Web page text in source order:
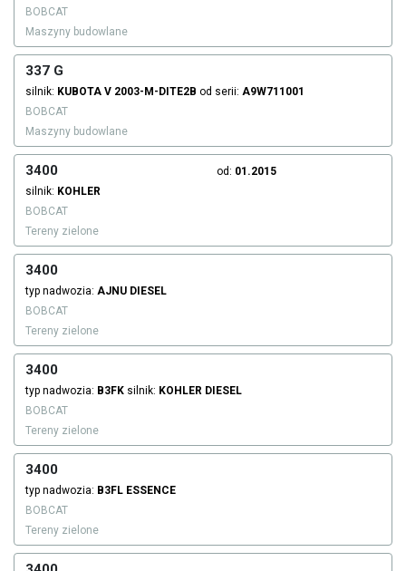
BOBCAT
Maszyny budowlane
337 G
silnik: KUBOTA V 2003-M-DITE2B od serii: A9W711001
BOBCAT
Maszyny budowlane
3400 od: 01.2015
silnik: KOHLER
BOBCAT
Tereny zielone
3400
typ nadwozia: AJNU DIESEL
BOBCAT
Tereny zielone
3400
typ nadwozia: B3FK silnik: KOHLER DIESEL
BOBCAT
Tereny zielone
3400
typ nadwozia: B3FL ESSENCE
BOBCAT
Tereny zielone